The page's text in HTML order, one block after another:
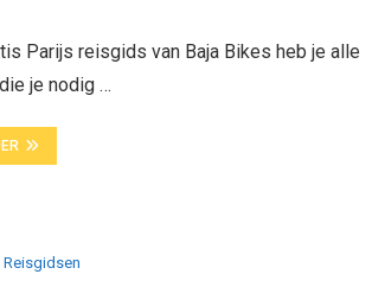
Parijs reisgids van Baja Bikes heb je alle
je nodig …
Reisgidsen